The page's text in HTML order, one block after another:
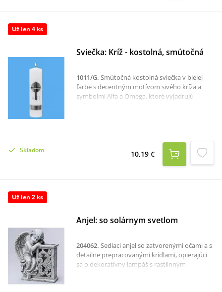
tej, ktorým vzdávame poslednú úctu. Možno
Už len 4 ks
Sviečka: Kríž - kostolná, smútočná
1011/G. Smútočná kostolná sviečka v bielej
farbe s decentným motívom sivého kríža a
symbolmi Alfa a Omega, ktoré vyjadrujú
domácnosti.Rozmer sviece: 22 × 6 cm
Skladom 10,19 €
Už len 2 ks
Anjel: so solárnym svetlom
204062. Sediaci anjel so zatvorenými očami a s
detailne prepracovanými krídlami, opierajúci
sa o dekoratívny lampáš s rastlinným